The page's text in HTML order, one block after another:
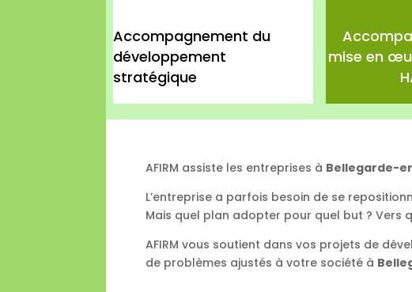
Accompagnement du
développement
stratégique
mise en
AFIRM assiste les entreprises à Bellegarde-
L’entreprise a parfois besoin de se
Mais quel plan adopter pour quel but ? Vers
AFIRM vous soutient dans vos projets de
de problèmes ajustés à votre société à